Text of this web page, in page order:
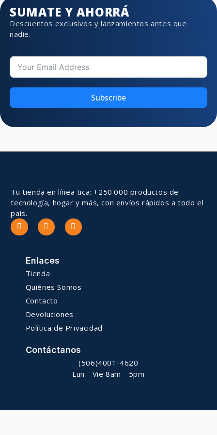
SUMATE Y AHORRÁ
Descuentos exclusivos y lanzamientos antes que
nadie.
Subscribe
Tu tienda en línea tica: +250.000 productos de
tecnología, hogar y más, con envíos rápidos a todo el
país.
Enlaces
Tienda
Quiénes Somos
Contacto
Devoluciones
Política de Privacidad
Contáctanos
(506)4001-4620
Lun - Vie 8am - 5pm